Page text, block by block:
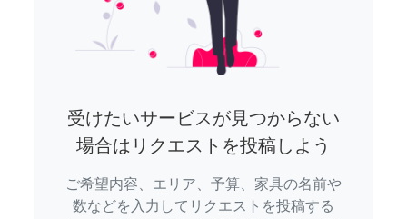
受けたいサービスが見つからない
場合はリクエストを投稿しよう
ご希望内容、エリア、予算、家具の名前や
数などを入力してリクエストを投稿する